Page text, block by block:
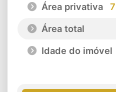
Área privativa
Área total
Idade do imóvel